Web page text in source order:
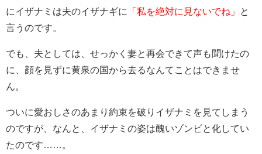
にイザナミは夫のイザナギに
「私を絶対に見ないでね」
と
言うのです。
でも、夫としては、せっかく妻と再会できて声も聞けたの
に、顔を見ずに黄泉の国から去るなんてことはできませ
ん。
ついに愛おしさのあまり約束を破りイザナミを見てしまう
のですが、なんと、イザナミの姿は醜いゾンビと化してい
たのです……。